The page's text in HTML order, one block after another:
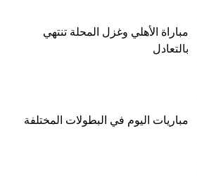
مباراة الأهلي وغزل المحلة تنتهي
بالتعادل
مباريات اليوم في البطولات المختلفة